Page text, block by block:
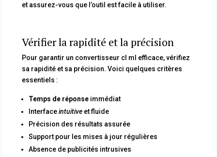
et assurez-vous que l’outil est facile à utiliser.
Vérifier la rapidité et la précision
Pour garantir un convertisseur cl ml efficace, vérifiez
sa rapidité et sa précision. Voici quelques critères
essentiels :
Temps de réponseimmédiat
Interfaceintuitiveet fluide
Précision des résultats assurée
Support pour les mises à jour régulières
Absence de publicités intrusives